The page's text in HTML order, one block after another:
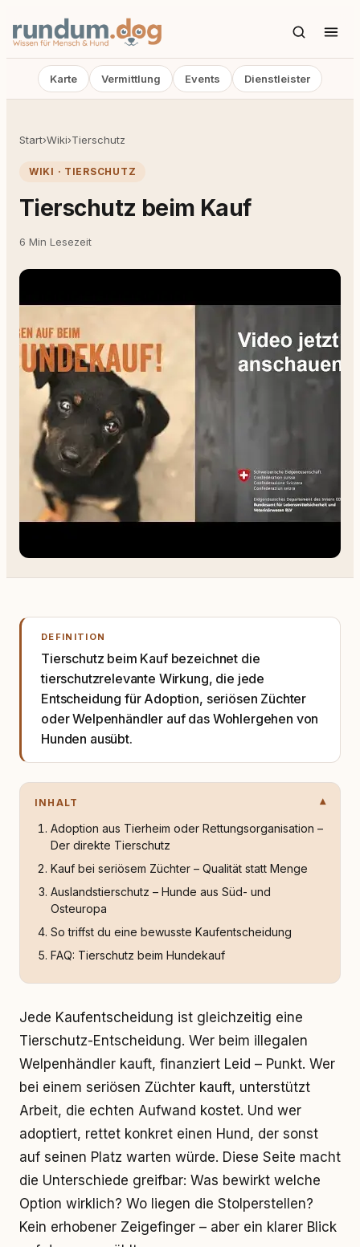
Karte Vermittlung Events Dienstleister
Start›Wiki›Tierschutz
WIKI · TIERSCHUTZ
Tierschutz beim Kauf
6 Min Lesezeit
DEFINITION
Tierschutz beim Kauf bezeichnet die
tierschutzrelevante Wirkung, die jede
Entscheidung für Adoption, seriösen Züchter
oder Welpenhändler auf das Wohlergehen von
Hunden ausübt.
INHALT
Adoption aus Tierheim oder Rettungsorganisation –
Der direkte Tierschutz
Kauf bei seriösem Züchter – Qualität statt Menge
Auslandstierschutz – Hunde aus Süd- und
Osteuropa
So triffst du eine bewusste Kaufentscheidung
FAQ: Tierschutz beim Hundekauf
Jede Kaufentscheidung ist gleichzeitig eine
Tierschutz-Entscheidung. Wer beim illegalen
Welpenhändler kauft, finanziert Leid – Punkt. Wer
bei einem seriösen Züchter kauft, unterstützt
Arbeit, die echten Aufwand kostet. Und wer
adoptiert, rettet konkret einen Hund, der sonst
auf seinen Platz warten würde. Diese Seite macht
die Unterschiede greifbar: Was bewirkt welche
Option wirklich? Wo liegen die Stolperstellen?
Kein erhobener Zeigefinger – aber ein klarer Blick